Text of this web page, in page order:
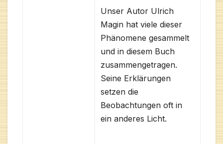
Unser Autor Ulrich
Magin hat viele dieser
Phänomene gesammelt
und in diesem Buch
zusammengetragen.
Seine Erklärungen
setzen die
Beobachtungen oft in
ein anderes Licht.